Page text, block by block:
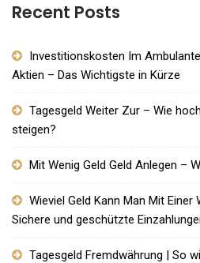
Recent Posts
Investitionskosten Im
Aktien – Das Wichtigste in Kürze
Tagesgeld Weiter Zur – Wie
steigen?
Mit Wenig Geld Geld Anlegen –
Wieviel Geld Kann Man Mit Einer
Sichere und geschützte
Tagesgeld Fremdwährung | So